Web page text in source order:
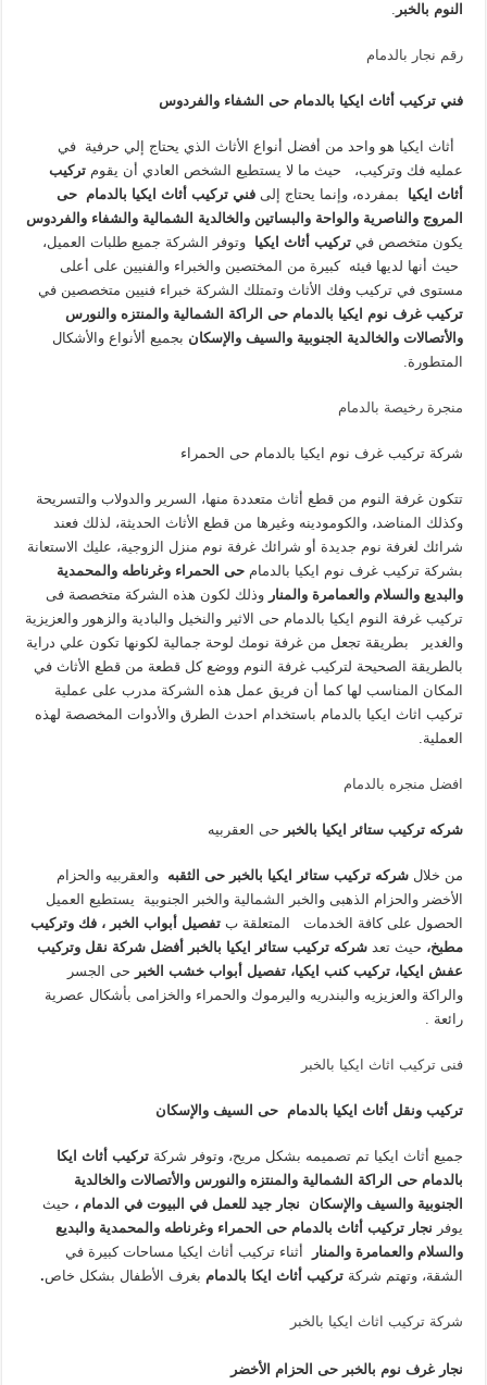
النوم بالخبر .
رقم نجار بالدمام
فني تركيب أثاث ايكيا بالدمام حى الشفاء والفردوس
أثاث ايكيا هو واحد من أفضل أنواع الأثاث الذي يحتاج إلي حرفية في
عمليه فك وتركيب، حيث ما لا يستطيع الشخص العادي أن يقومتركيب
أثاث ايكيا بمفرده، وإنما يحتاج إلىفني تركيب أثاث ايكيا بالدمامحى
المروج والناصرية والواحة والبساتين والخالدية الشمالية والشفاء والفردوس
يكون متخصص فيتركيب أثاث ايكيا وتوفر الشركة جميع طلبات العميل،
حيث أنها لديها فيئه كبيرة من المختصين والخبراء والفنيين على أعلى
مستوى في تركيب وفك الأثاث وتمتلك الشركة خبراء فنيين متخصصين في
تركيب غرف نوم ايكيا بالدمام حى الراكة الشمالية والمنتزه والنورس
والأتصالات والخالدية الجنوبية والسيف والإسكان بجميع ألأنواع والأشكال
المتطورة.
منجرة رخيصة بالدمام
شركة تركيب غرف نوم ايكيا بالدمام حى الحمراء
تتكون غرفة النوم من قطع أثاث متعددة منها، السرير والدولاب والتسريحة
وكذلك المناضد، والكومودينه وغيرها من قطع الأثاث الحديثة، لذلك فعند
شرائك لغرفة نوم جديدة أو شرائك غرفة نوم منزل الزوجية، عليك الاستعانة
بشركة تركيب غرف نوم ايكيا بالدمامحى الحمراء وغرناطه والمحمدية
والبديع والسلام والعمامرة والمنار وذلك لكون هذه الشركة متخصصة فى
تركيب غرفة النوم ايكيا بالدمام حى الاثير والنخيل والبادية والزهور والعزيزية
والغدير بطريقة تجعل من غرفة نومك لوحة جمالية لكونها تكون علي دراية
بالطريقة الصحيحة لتركيب غرفة النوم ووضع كل قطعة من قطع الأثاث في
المكان المناسب لها كما أن فريق عمل هذه الشركة مدرب على عملية
تركيب اثاث ايكيا بالدمام باستخدام احدث الطرق والأدوات المخصصة لهذه
العملية.
افضل منجره بالدمام
شركه تركيب ستائر ايكيا بالخبر حى العقربيه
من خلالشركه تركيب ستائر ايكيا بالخبرحى الثقبه والعقربيه والحزام
الأخضر والحزام الذهبى والخبر الشمالية والخبر الجنوبية يستطيع العميل
الحصول على كافة الخدمات المتعلقة بتفصيل أبواب الخبر ، فك وتركيب
مطبخ، حيث تعدشركه تركيب ستائر ايكيا بالخبر
أفضل شركة نقل وتركيب
عفش ايكيا، تركيب كنب ايكيا، تفصيل أبواب خشب الخبر حى الجسر
والراكة والعزيزيه والبندريه واليرموك والحمراء والخزامى بأشكال عصرية
رائعة .
فنى تركيب اثاث ايكيا بالخبر
تركيب ونقل أثاث ايكيا بالدمام حى السيف والإسكان
جميع أثاث ايكيا تم تصميمه بشكل مريح، وتوفر شركةتركيب أثاث ايكا
بالدمامحى الراكة الشمالية والمنتزه والنورس والأتصالات والخالدية
الجنوبية والسيف والإسكان
نجار جيد للعمل في البيوت في الدمام ، حيث
يوفر نجار تركيب أثاث بالدمامحى الحمراء وغرناطه والمحمدية والبديع
والسلام والعمامرة والمنار
أثناء تركيب أثاث ايكيا مساحات كبيرة في
الشقة، وتهتم شركةتركيب أثاث ايكا بالدمام بغرف الأطفال بشكل خاص.
شركة تركيب اثاث ايكيا بالخبر
نجار غرف نوم بالخبر حى الحزام الأخضر